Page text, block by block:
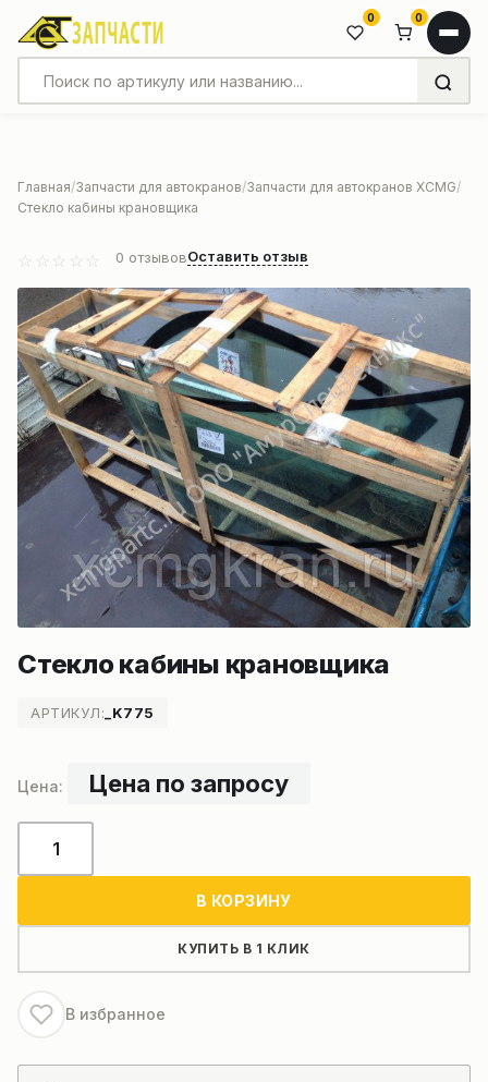
0 0
Главная Запчасти для автокранов Запчасти для автокранов XCMG
Стекло кабины крановщика
0 отзывовОставить отзыв
Стекло кабины крановщика
АРТИКУЛ: _K775
Цена по запросу
товара
В КОРЗИНУ
КУПИТЬ В 1 КЛИК
В избранное